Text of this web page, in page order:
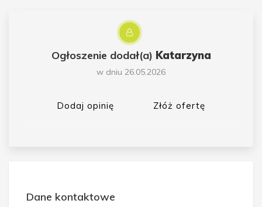
Ogłoszenie dodał(a) Katarzyna
w dniu 26.05.2026
Dodaj opinię Złóż ofertę
Dane kontaktowe